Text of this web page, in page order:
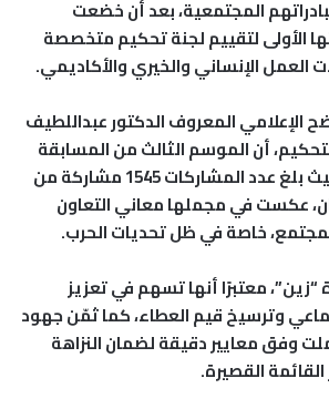
المجتمعية، بعد أن خضعت
الأولى لتقييم لجنة تحكيم متخصصة
العمل الإنساني والخيري والأكاديمي.
الإعلامي المعروف الدكتور عبداللطيف
أن الموسم الثالث من المسابقة
شهد إقبالًا واسعًا، حيث بلغ عدد المشاركات 1545 مشاركة من
عكست في مجملها معاني التعاون
خاصة في ظل تحديات الحرب.
“زين”، معتبرًا أنها تسهم في تعزيز
وترسيخ قيم العطاء، كما ثمّن جهود
وفق معايير دقيقة لضمان النزاهة
القصيرة.